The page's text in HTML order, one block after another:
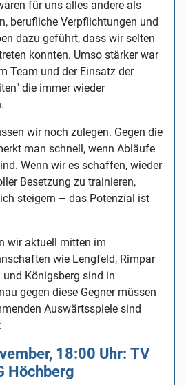
für uns alles andere als
berufliche Verpflichtungen und
dazu geführt, dass wir selten
konnten. Umso stärker war
Team und der Einsatz der
die immer wieder
wir noch zulegen. Gegen die
man schnell, wenn Abläufe
Wenn wir es schaffen, wieder
Besetzung zu trainieren,
steigern – das Potenzial ist
wir aktuell mitten im
wie Lengfeld, Rimpar
und Königsberg sind in
gegen diese Gegner müssen
Auswärtsspiele sind
18:00 Uhr: TV
Höchberg